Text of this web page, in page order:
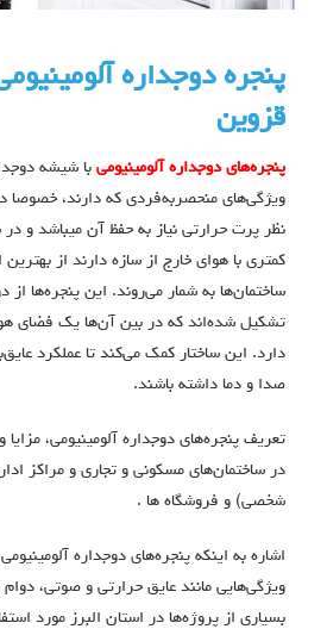
پنجره دوجداره
قزوین
پنجره‌های دوجداره آلومینیومی با شيشه
ویژگی‌های منحصربه‌فردی که دارند، خصوصا
نظر پرت حرارتی نیاز به حفظ آن میباشد و در
کمتری با هوای خارج از سازه دارند از بهترین
ساختمان‌ها به شمار می‌روند. این پنجره‌ها از
تشکیل شده‌اند که در بین آن‌ها یک فضای
دارد. این ساختار کمک می‌کند تا عملکرد
صدا و دما داشته باشند.
تعریف پنجره‌های دوجداره آلومینیومی، مزایا
در ساختمان‌های مسکونی و تجاری و مراکز
شخصی) و فروشگاه ها .
اشاره به اینکه پنجره‌های دوجداره
ویژگی‌هایی مانند عایق حرارتی و صوتی، دوام
بسیاری از پروژه‌ها در استان البرز مورد